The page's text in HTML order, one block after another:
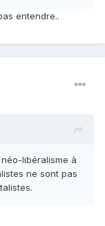
entendre..
libéralisme à
ne sont pas